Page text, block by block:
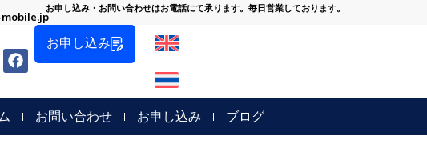
お申し込み・お問い合わせはお電話にて承ります。毎日営業しております。
mobile.jp
F
a
e
b
o
お申し込み
お問い合わせ お申し込み ブログ